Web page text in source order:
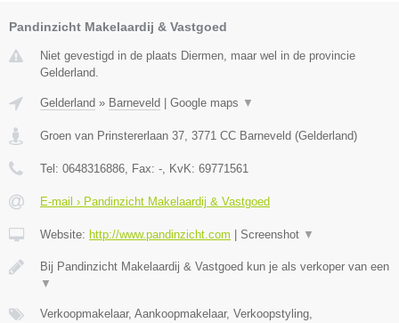
Pandinzicht Makelaardij & Vastgoed
Niet gevestigd in de plaats Diermen, maar wel in de provincie
Gelderland.
Gelderland » Barneveld Google maps ▼
Groen van Prinstererlaan 37, 3771 CC Barneveld (Gelderland)
Tel: 0648316886, Fax: -, KvK: 69771561
E-mail › Pandinzicht Makelaardij & Vastgoed
Website: http://www.pandinzicht.com Screenshot ▼
Bij Pandinzicht Makelaardij & Vastgoed kun je als verkoper van een
▼
Verkoopmakelaar, Aankoopmakelaar, Verkoopstyling,